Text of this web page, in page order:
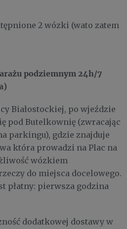
2 wózki (wato zatem
podziemnym 24h/7
Białostockiej, po wjeździe
pod Butelkownię (zwracając
parkingu), gdzie znajduje
która prowadzi na Plac na
wózkiem
do miejsca docelowego.
płatny: pierwsza godzina
dodatkowej dostawy w